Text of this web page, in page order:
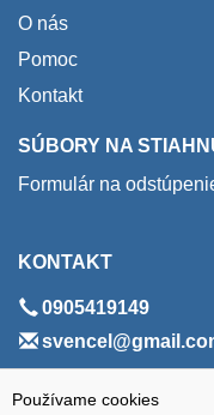
Používame cookies
O nás
Pomoc
Kontakt
SÚBORY NA
Formulár na
KONTAKT
0905419149
ADRESA